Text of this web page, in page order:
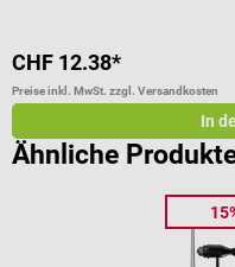
CHF 12.38*
Preise inkl. MwSt. zzgl. Versandkosten
In
Ähnliche